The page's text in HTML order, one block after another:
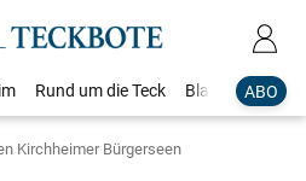
ABO
Rund um die Teck Blaulicht
Kirchheimer Bürgerseen